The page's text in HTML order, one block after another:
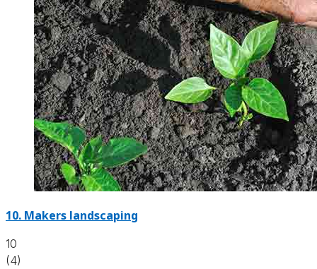
10. Makers landscaping
10
(4)